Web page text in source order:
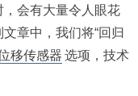
会有大量令人眼花
章中，我们将“回归
移传感器 选项，技术